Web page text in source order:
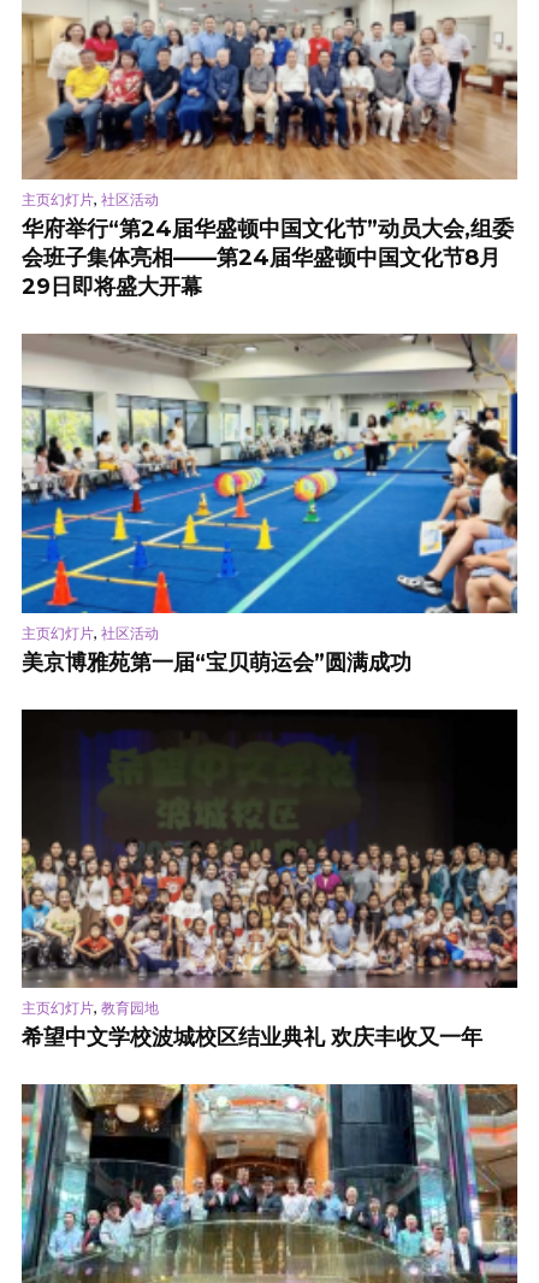
主页幻灯片, 社区活动
华府举行“第24届华盛顿中国文化节”动员大会,组委
会班子集体亮相——第24届华盛顿中国文化节8月
29日即将盛大开幕
主页幻灯片, 社区活动
美京博雅苑第一届“宝贝萌运会”圆满成功
主页幻灯片, 教育园地
希望中文学校波城校区结业典礼 欢庆丰收又一年